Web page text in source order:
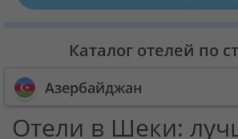
Каталог отелей по
Азербайджан
Отели в Шеки: